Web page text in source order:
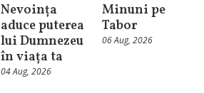
Nevoința
aduce puterea
lui Dumnezeu
în viața ta
04 Aug, 2026
Minuni pe
Tabor
06 Aug, 2026